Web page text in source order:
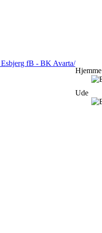
Esbjerg fB - BK Avarta/
Hjemme
Ude